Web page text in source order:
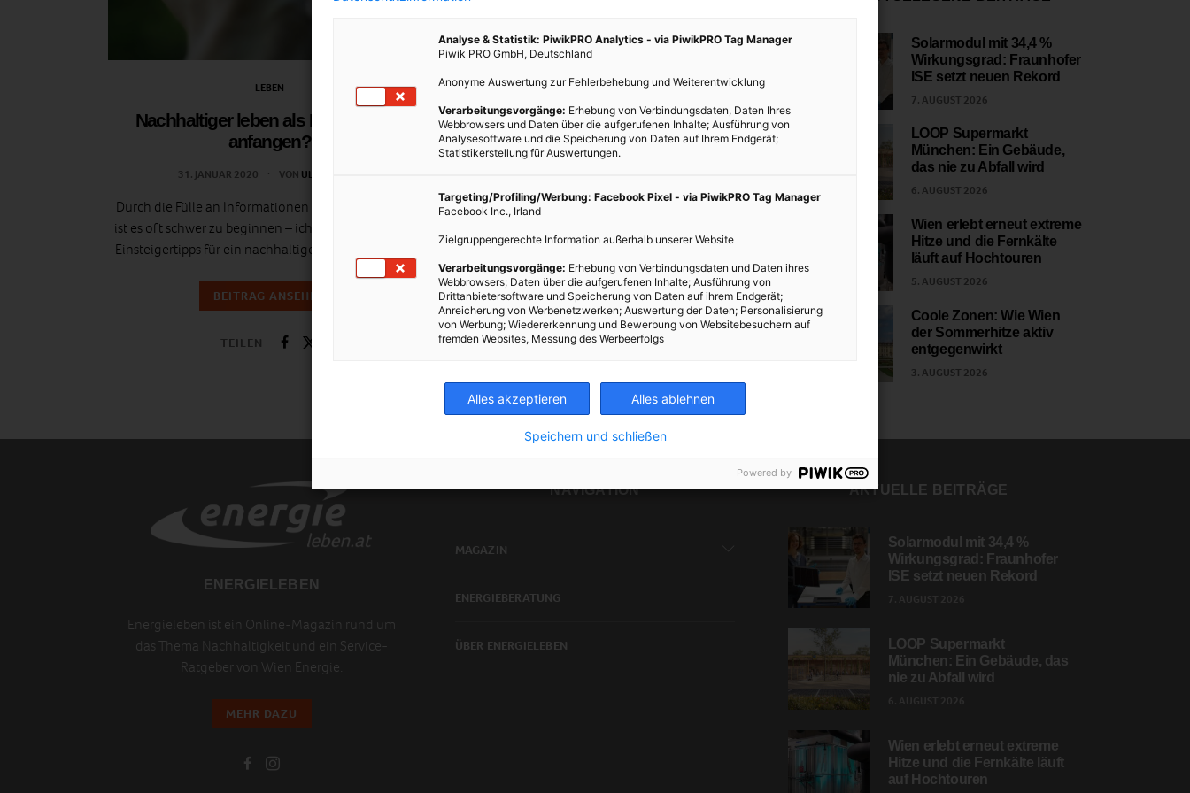
LEBEN
Nachhaltiger leben als Familie – wo
anfangen?
31. JANUAR 2020 VON ULRIKE GÖBL
Durch die Fülle an Informationen und Möglichkeiten
ist es oft schwer zu beginnen – ich gebe dir die besten
Einsteigertipps für ein nachhaltigeres Familienleben!!
BEITRAG ANSEHEN
TEILEN
Solarmodul mit 34,4 %
Wirkungsgrad: Fraunhofer
ISE setzt neuen Rekord
7. AUGUST 2026
LOOP Supermarkt
München: Ein Gebäude,
das nie zu Abfall wird
6. AUGUST 2026
Wien erlebt erneut extreme
Hitze und die Fernkälte
läuft auf Hochtouren
5. AUGUST 2026
Coole Zonen: Wie Wien
der Sommerhitze aktiv
entgegenwirkt
3. AUGUST 2026
ENERGIELEBEN
Energieleben ist ein Online-Magazin rund um
das Thema Nachhaltigkeit und ein Service-
Ratgeber von Wien Energie.
MEHR DAZU
NAVIGATION
MAGAZIN
ENERGIEBERATUNG
ÜBER ENERGIELEBEN
AKTUELLE BEITRÄGE
Solarmodul mit 34,4 %
Wirkungsgrad: Fraunhofer
ISE setzt neuen Rekord
LOOP Supermarkt
München: Ein Gebäude, das
nie zu Abfall wird
Wien erlebt erneut extreme
Hitze und die Fernkälte läuft
auf Hochtouren
Analyse & Statistik: PiwikPRO Analytics - via PiwikPRO Tag Manager
Piwik PRO GmbH, Deutschland
Anonyme Auswertung zur Fehlerbehebung und Weiterentwicklung
Verarbeitungsvorgänge: Erhebung von Verbindungsdaten, Daten Ihres
Webbrowsers und Daten über die aufgerufenen Inhalte; Ausführung von
Analysesoftware und die Speicherung von Daten auf Ihrem Endgerät;
Statistikerstellung für Auswertungen.
Targeting/Profiling/Werbung: Facebook Pixel - via PiwikPRO Tag Manager
Facebook Inc., Irland
Zielgruppengerechte Information außerhalb unserer Website
Verarbeitungsvorgänge: Erhebung von Verbindungsdaten und Daten ihres
Webbrowsers; Daten über die aufgerufenen Inhalte; Ausführung von
Drittanbietersoftware und Speicherung von Daten auf ihrem Endgerät;
Anreicherung von Werbenetzwerken; Auswertung der Daten; Personalisierung
von Werbung; Wiedererkennung und Bewerbung von Websitebesuchern auf
fremden Websites, Messung des Werbeerfolgs
Alles akzeptieren Alles ablehnen
Speichern und schließen
Powered by